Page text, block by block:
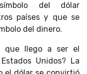
del dólar
países y que se
del dinero.
que llego a ser el
Unidos? La